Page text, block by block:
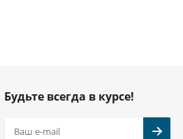
Будьте всегда в курсе!